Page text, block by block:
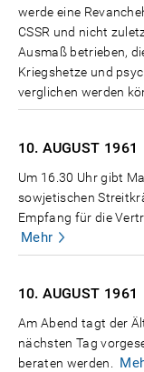
werde eine
CSSR und nicht
Ausmaß betrieben,
Kriegshetze und
verglichen werden
10. AUGUST 1961
Um 16.30 Uhr gibt
sowjetischen
Empfang für die
Mehr
10. AUGUST 1961
Am Abend tagt der
nächsten Tag
beraten werden.